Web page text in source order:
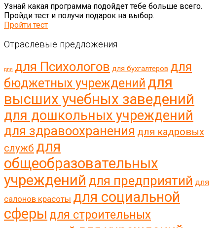
Узнай какая программа подойдет тебе больше всего.
Пройди тест и получи подарок на выбор.
Пройти тест
Отраслевые предложения
для для Психологов для бухгалтеров для
бюджетных учреждений для
высших учебных заведений
для дошкольных учреждений
для здравоохранения для кадровых
служб для
общеобразовательных
учреждений для предприятий для
салонов красоты для социальной
сферы для строительных